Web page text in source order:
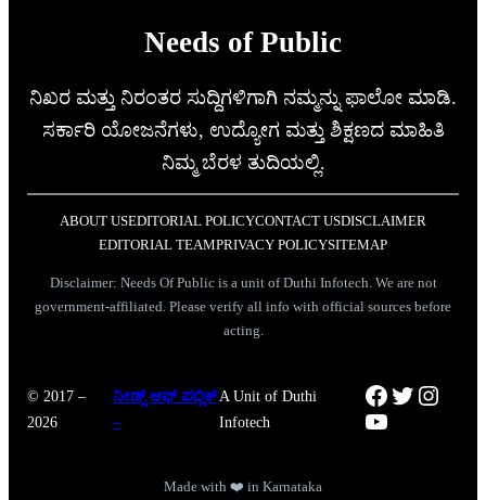
Needs of Public
ನಿಖರ ಮತ್ತು ನಿರಂತರ ಸುದ್ದಿಗಳಿಗಾಗಿ ನಮ್ಮನ್ನು ಫಾಲೋ ಮಾಡಿ.
ಸರ್ಕಾರಿ ಯೋಜನೆಗಳು, ಉದ್ಯೋಗ ಮತ್ತು ಶಿಕ್ಷಣದ ಮಾಹಿತಿ
ನಿಮ್ಮ ಬೆರಳ ತುದಿಯಲ್ಲಿ.
ABOUT USEDITORIAL POLICYCONTACT USDISCLAIMER
EDITORIAL TEAMPRIVACY POLICYSITEMAP
Disclaimer: Needs Of Public is a unit of Duthi Infotech. We are not
government-affiliated. Please verify all info with official sources before
acting.
© 2017 –
2026
ನೀಡ್ಸ್ ಆಫ್ ಪಬ್ಲಿಕ್
–
A Unit of Duthi
Infotech
Facebook
Twitter
YouTube
Made with ❤️ in Karnataka